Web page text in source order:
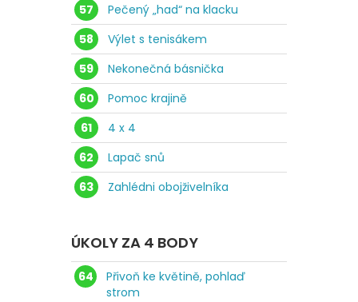
57
Pečený „had“ na klacku
58
Výlet s tenisákem
59
Nekonečná básnička
60
Pomoc krajině
61
4 x 4
62
Lapač snů
63
Zahlédni obojživelníka
ÚKOLY ZA 4 BODY
64
Přivoň ke květině, pohlaď
strom